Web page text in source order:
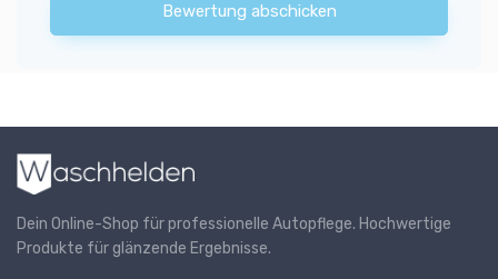
Bewertung abschicken
Dein Online-Shop für professionelle Autopflege. Hochwertige
Produkte für glänzende Ergebnisse.